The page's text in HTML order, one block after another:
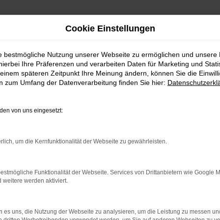
nach Rottweil
nach
– EXTRAKLASSE
Kia Sorento Neuwagens in Begeisterung. Dieses
Da ist das Design, das immer wieder gelobt wird, da
Sie alles richtig und dürfen sich für Ihr neues
beraten Sie immer persönlich und mit größter
Cookie Einstellungen
bestmögliche Nutzung unserer Webseite zu ermöglichen und unsere
Ihre Präferenzen und verarbeiten Daten für Marketing und
späteren Zeitpunkt Ihre Meinung ändern, können Sie die
zum Umfang der Datenverarbeitung finden Sie hier:
von uns eingesetzt:
um die Kernfunktionalität der Webseite zu gewährleisten.
Funktionalität der Webseite. Services von Drittanbietern wie Google
weitere werden aktiviert.
es uns, die Nutzung der Webseite zu analysieren, um die Leistung zu messen